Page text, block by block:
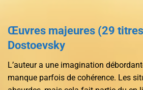
Œuvres majeures (29
Dostoevsky
L’auteur a une imagination
manque parfois de cohérence. Les